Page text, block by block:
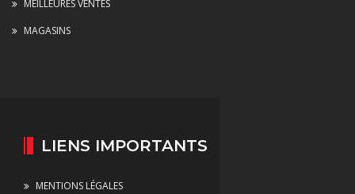
MEILLEURES VENTES
MAGASINS
LIENS IMPORTANTS
MENTIONS LÉGALES